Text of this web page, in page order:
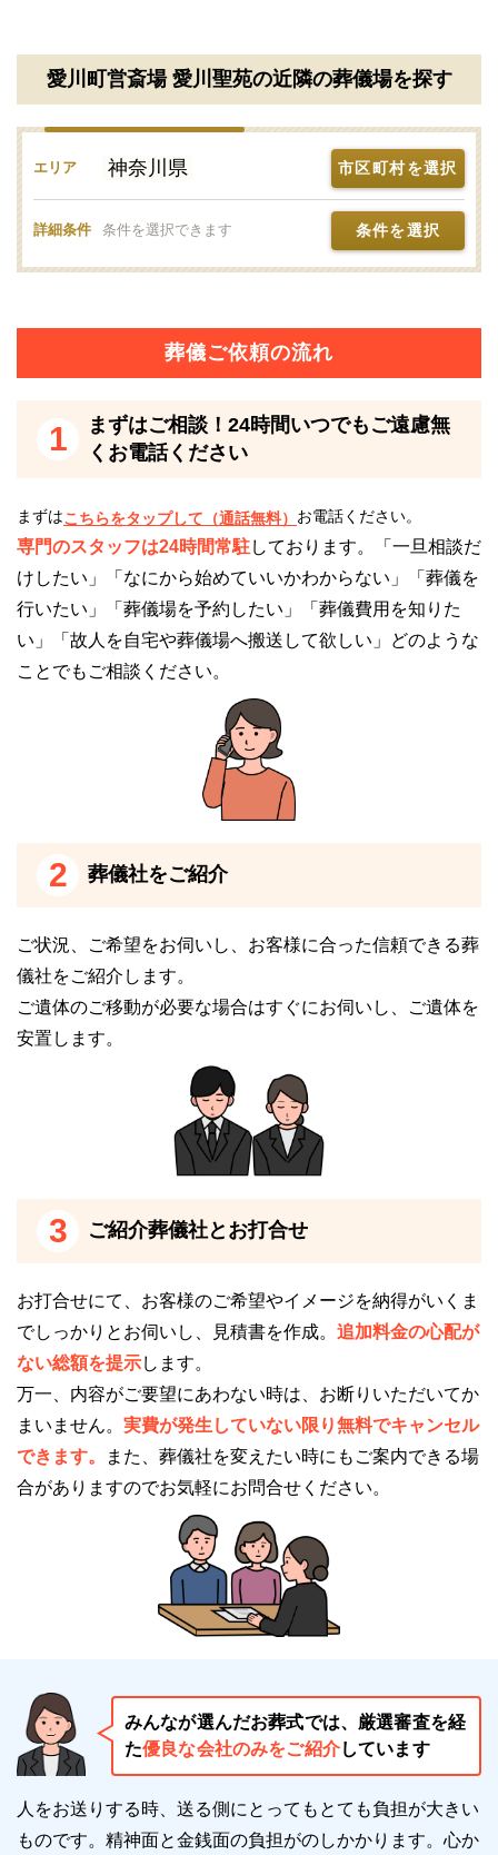
移動をせず一か所で済ませたい方
愛川町営斎場愛川聖苑には葬儀式場に加えて、火葬場
そのため移動する必要なく、お通夜から告別式、火葬
は、火葬場まで移動しなければなりません。
火葬場への移動の必要はありません。
ご遺族の心身の負担を軽減したい方には、おすすめの
愛川町営斎場愛川聖苑のご利用時の注意点
愛川町営斎場愛川聖苑のご利用時の注意点をご紹介し
ます。
愛川町営斎場愛川聖苑のご利用を検討される場
合はご相談ください
無料でご相談を承ります。
す。
ません。
葬儀のことが何もわからなくても、お電話口でご状況
をお伺いしながら適切にアドバイスいたします。
愛川町営斎場愛川聖苑の駐車場について
愛川町営斎場愛川聖苑は、大型の駐車場を完備してい
か、斎場の奥には第二駐車場もあります。
愛川町営斎場愛川聖苑の火葬場について
愛川町営斎場愛川聖苑には、火葬施設が設置されてい
ます。
3基の火葬炉があり、2室の告別室と収骨室もありま
す。
火葬施設はどなたでも利用可能です。
ただし利用料金は、愛川町民と町外の方では、大きな
差があるので注意が必要です。
火葬を希望する場合は日付や曜日だけではなく、六曜
も確認するようにしてください。
愛川町営斎場愛川聖苑の安置施設について
愛川町営斎場愛川聖苑には、安置施設があるため、自
愛川町営斎場 愛川聖苑の近隣の葬儀場を探す
エリア 神奈川県 市区町村を選択
詳細条件 条件を選択できます 条件を選択
葬儀ご依頼の流れ
1
まずはご相談！24時間いつでもご遠慮無
くお電話ください
まずはこちらをタップして（通話無料） お電話ください。
専門のスタッフは24時間常駐しております。「一旦相談だ
けしたい」「なにから始めていいかわからない」「葬儀を
行いたい」「葬儀場を予約したい」「葬儀費用を知りた
い」「故人を自宅や葬儀場へ搬送して欲しい」どのような
ことでもご相談ください。
2 葬儀社をご紹介
ご状況、ご希望をお伺いし、お客様に合った信頼できる葬
儀社をご紹介します。
ご遺体のご移動が必要な場合はすぐにお伺いし、ご遺体を
安置します。
3 ご紹介葬儀社とお打合せ
お打合せにて、お客様のご希望やイメージを納得がいくま
でしっかりとお伺いし、見積書を作成。 追加料金の心配が
ない総額を提示します。
万一、内容がご要望にあわない時は、お断りいただいてか
まいません。 実費が発生していない限り無料でキャンセル
できます。
また、葬儀社を変えたい時にもご案内できる場
合がありますのでお気軽にお問合せください。
みんなが選んだお葬式では、厳選審査を経
た優良な会社のみをご紹介しています
人をお送りする時、送る側にとってもとても負担が大きい
ものです。精神面と金銭面の負担がのしかかります。 心か